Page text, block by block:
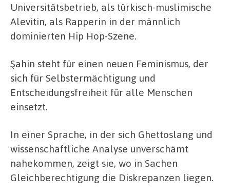
Universitätsbetrieb, als türkisch-muslimische
Alevitin, als Rapperin in der männlich
dominierten Hip Hop-Szene.
Şahin steht für einen neuen Feminismus, der
sich für Selbstermächtigung und
Entscheidungsfreiheit für alle Menschen
einsetzt.
In einer Sprache, in der sich Ghettoslang und
wissenschaftliche Analyse unverschämt
nahekommen, zeigt sie, wo in Sachen
Gleichberechtigung die Diskrepanzen liegen.